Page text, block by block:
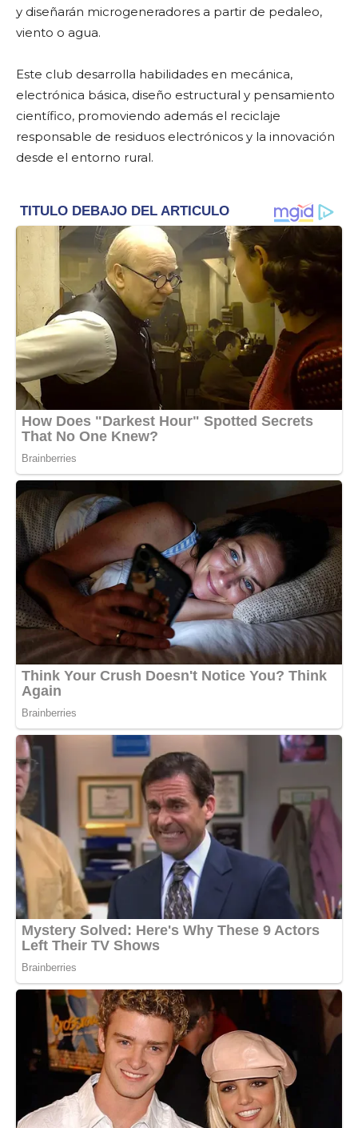
y diseñarán microgeneradores a partir de pedaleo,
viento o agua.
Este club desarrolla habilidades en mecánica,
electrónica básica, diseño estructural y pensamiento
científico, promoviendo además el reciclaje
responsable de residuos electrónicos y la innovación
desde el entorno rural.